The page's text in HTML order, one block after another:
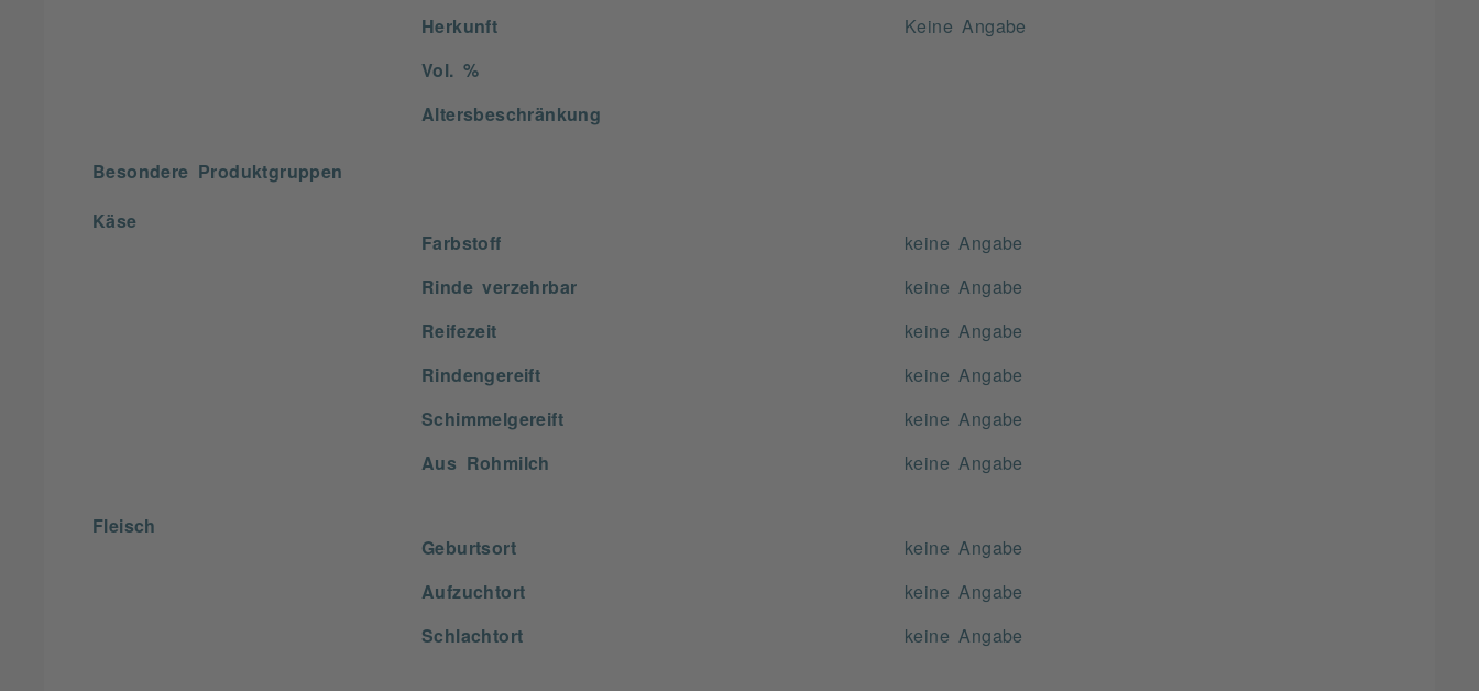
Herkunft Keine Angabe
Vol. %
Altersbeschränkung
Besondere Produktgruppen
Käse
Farbstoff
keine Angabe
Rinde verzehrbar keine Angabe
Reifezeit keine Angabe
Rindengereift keine Angabe
Schimmelgereift keine Angabe
Aus Rohmilch keine Angabe
Fleisch
Geburtsort
keine Angabe
Aufzuchtort keine Angabe
Schlachtort keine Angabe